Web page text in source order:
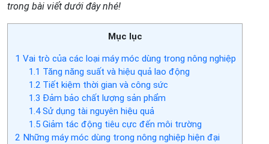
trong bài viết dưới đây nhé!
Mục lục
1 Vai trò của các loại máy móc dùng trong nông nghiệp
1.1 Tăng năng suất và hiệu quả lao động
1.2Tiết kiệm thời gian và công sức
1.3 Đảm bảo chất lượng sản phẩm
1.4Sử dụng tài nguyên hiệu quả
1.5Giảm tác động tiêu cực đến môi trường
2 Những máy móc dùng trong nông nghiệp hiện đại